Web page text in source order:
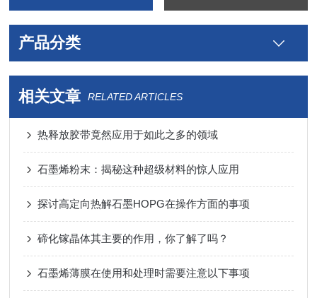
产品分类
相关文章 RELATED ARTICLES
热释放胶带竟然应用于如此之多的领域
石墨烯粉末：揭秘这种超级材料的惊人应用
探讨高定向热解石墨HOPG在操作方面的事项
碲化镓晶体其主要的作用，你了解了吗？
石墨烯薄膜在使用和处理时需要注意以下事项